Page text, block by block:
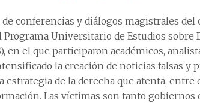
conferencias y diálogos magistrales
Universitario de Estudios sobre
en el que participaron académicos,
la creación de noticias falsas y
de la derecha que atenta, entre
Las víctimas son tanto gobiernos